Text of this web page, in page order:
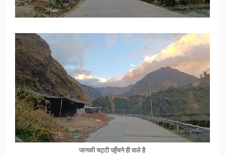
जानकी चट्टी पहुँचने ही वाले है